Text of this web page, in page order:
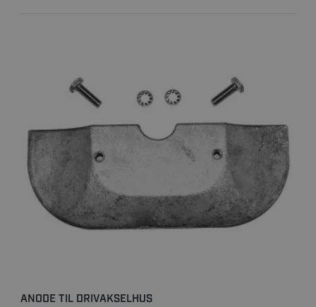
ANODE TIL DRIVAKSELHUS